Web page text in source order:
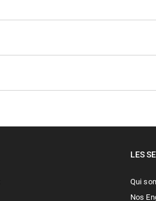
LES
Qui
Nos